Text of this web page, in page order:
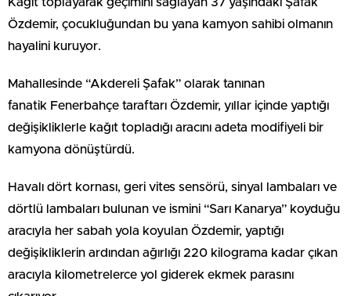
Özdemir, çocukluğundan bu yana kamyon sahibi olmanın
hayalini kuruyor.
Mahallesinde “Akdereli Şafak” olarak tanınan
fanatik Fenerbahçe taraftarı Özdemir, yıllar içinde yaptığı
değişikliklerle kağıt topladığı aracını adeta modifiyeli bir
kamyona dönüştürdü.
Havalı dört kornası, geri vites sensörü, sinyal lambaları ve
dörtlü lambaları bulunan ve ismini “Sarı Kanarya” koyduğu
aracıyla her sabah yola koyulan Özdemir, yaptığı
değişikliklerin ardından ağırlığı 220 kilograma kadar çıkan
aracıyla kilometrelerce yol giderek ekmek parasını